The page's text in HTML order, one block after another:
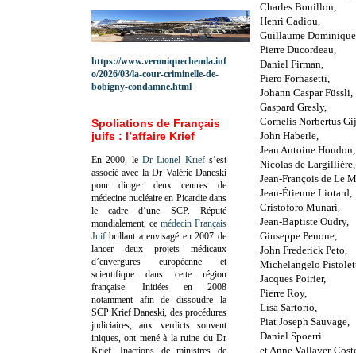
Charles Bouillon,
Henri Cadiou,
Guillaume
Pierre Ducordeau,
Daniel Firman,
Piero Fornasetti,
Johann Caspar Füssli,
Gaspard Gresly,
Cornelis Norbertus
John Haberle,
Jean Antoine Houdon,
Nicolas de Largillière,
Jean-François de Le
Jean-Étienne Liotard,
Cristoforo Munari,
Jean-Baptiste Oudry,
Giuseppe Penone,
John Frederick Peto,
Michelangelo
Jacques Poirier,
Pierre Roy,
Lisa Sartorio,
Piat Joseph Sauvage,
Daniel Spoerri
et Anne Vallayer-
https://www.veroniquechemla.inf
o/2026/03/la-cour-criminelle-de-
bobigny-condamne.html
Spoliations de Français
juifs : l’affaire Krief
En 2000, le Dr Lionel Kriefs’est
associé avec la Dr Valérie Daneski
pour diriger deux centres de
médecine nucléaire en Picardie dans
le cadre d’une SCP. Réputé
mondialement, ce médecin Français
Juif brillant a envisagé en 2007 de
lancer deux projets médicaux
d’envergures européenne et
scientifique dans cette région
française. Initiées en 2008
notamment afin de dissoudre la
SCP Krief Daneski, des procédures
judiciaires, aux verdicts souvent
iniques, ont mené à la ruine du Dr
Krief.Inactions de ministres de